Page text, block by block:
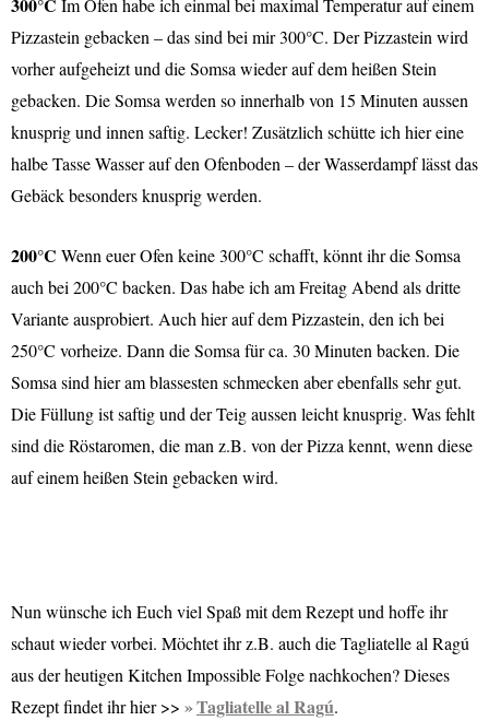
300°C Im Ofen habe ich einmal bei maximal Temperatur auf einem
Pizzastein gebacken – das sind bei mir 300°C. Der Pizzastein wird
vorher aufgeheizt und die Somsa wieder auf dem heißen Stein
gebacken. Die Somsa werden so innerhalb von 15 Minuten aussen
knusprig und innen saftig. Lecker! Zusätzlich schütte ich hier eine
halbe Tasse Wasser auf den Ofenboden – der Wasserdampf lässt das
Gebäck besonders knusprig werden.
200°C Wenn euer Ofen keine 300°C schafft, könnt ihr die Somsa
auch bei 200°C backen. Das habe ich am Freitag Abend als dritte
Variante ausprobiert. Auch hier auf dem Pizzastein, den ich bei
250°C vorheize. Dann die Somsa für ca. 30 Minuten backen. Die
Somsa sind hier am blassesten schmecken aber ebenfalls sehr gut.
Die Füllung ist saftig und der Teig aussen leicht knusprig. Was fehlt
sind die Röstaromen, die man z.B. von der Pizza kennt, wenn diese
auf einem heißen Stein gebacken wird.
Nun wünsche ich Euch viel Spaß mit dem Rezept und hoffe ihr
schaut wieder vorbei. Möchtet ihr z.B. auch die Tagliatelle al Ragú
aus der heutigen Kitchen Impossible Folge nachkochen? Dieses
Rezept findet ihr hier >>
Tagliatelle al Ragú.